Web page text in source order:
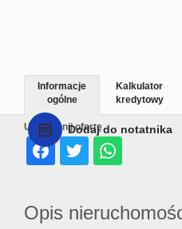
Dodaj do notatnika
Udostępnij ofertę
Informacje
ogólne
Kalkulator
kredytowy
Opis